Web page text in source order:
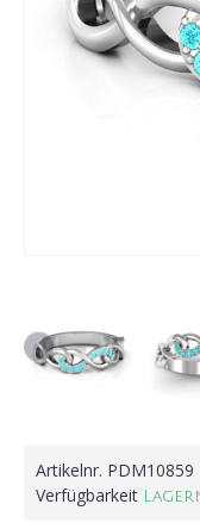
Artikelnr. PDM10859
Verfügbarkeit